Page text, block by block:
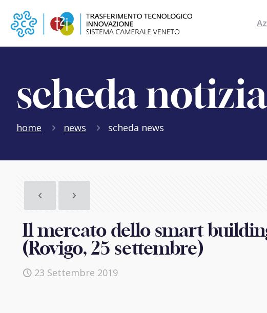
scheda notizia
home news scheda news
Il mercato dello smart
(Rovigo, 25 settembre)
23 Settembre 2019